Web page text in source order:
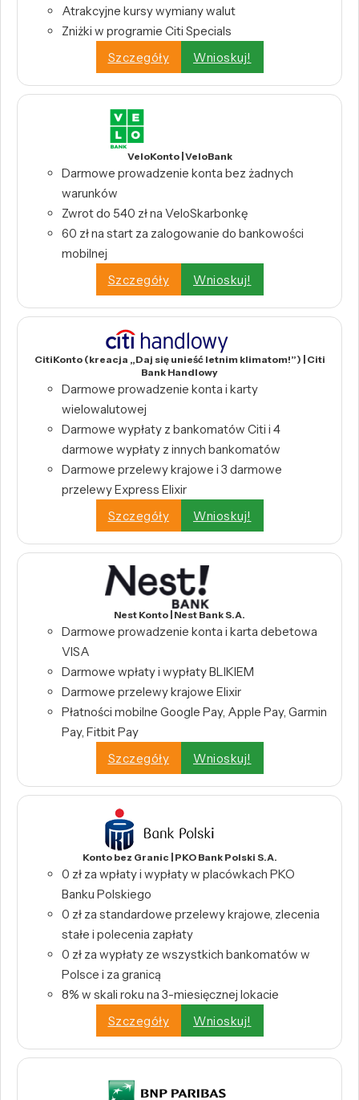
Atrakcyjne kursy wymiany walut
Zniżki w programie Citi Specials
Szczegóły
Wnioskuj!
VeloKonto | VeloBank
Darmowe prowadzenie konta bez żadnych
warunków
Zwrot do 540 zł na VeloSkarbonkę
60 zł na start za zalogowanie do bankowości
mobilnej
Szczegóły
Wnioskuj!
CitiKonto (kreacja „Daj się unieść letnim klimatom!”) | Citi
Bank Handlowy
Darmowe prowadzenie konta i karty
wielowalutowej
Darmowe wypłaty z bankomatów Citi i 4
darmowe wypłaty z innych bankomatów
Darmowe przelewy krajowe i 3 darmowe
przelewy Express Elixir
Szczegóły
Wnioskuj!
Nest Konto | Nest Bank S.A.
Darmowe prowadzenie konta i karta debetowa
VISA
Darmowe wpłaty i wypłaty BLIKIEM
Darmowe przelewy krajowe Elixir
Płatności mobilne Google Pay, Apple Pay, Garmin
Pay, Fitbit Pay
Szczegóły
Wnioskuj!
Konto bez Granic | PKO Bank Polski S.A.
0 zł za wpłaty i wypłaty w placówkach PKO
Banku Polskiego
0 zł za standardowe przelewy krajowe, zlecenia
stałe i polecenia zapłaty
0 zł za wypłaty ze wszystkich bankomatów w
Polsce i za granicą
8% w skali roku na 3-miesięcznej lokacie
Szczegóły
Wnioskuj!